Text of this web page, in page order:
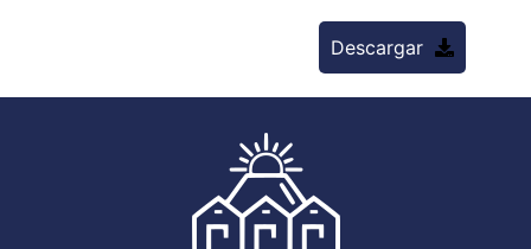
Descargar